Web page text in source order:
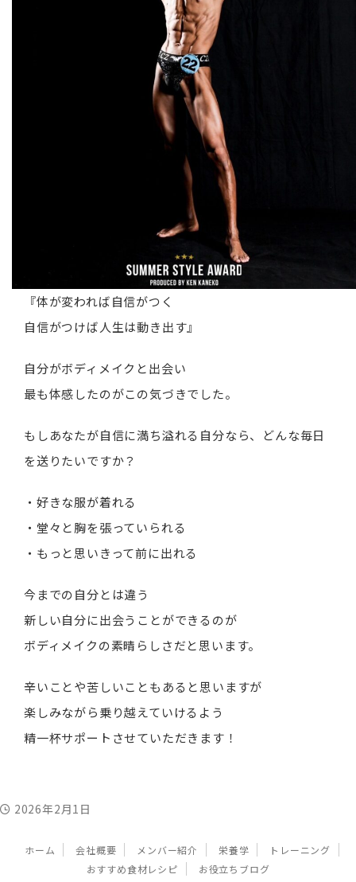
『体が変われば自信がつく
自信がつけば人生は動き出す』
自分がボディメイクと出会い
最も体感したのがこの気づきでした。
もしあなたが自信に満ち溢れる自分なら、どんな毎日
を送りたいですか？
・好きな服が着れる
・堂々と胸を張っていられる
・もっと思いきって前に出れる
今までの自分とは違う
新しい自分に出会うことができるのが
ボディメイクの素晴らしさだと思います。
辛いことや苦しいこともあると思いますが
楽しみながら乗り越えていけるよう
精一杯サポートさせていただきます！
2026年2月1日
ホーム 会社概要 メンバー紹介 栄養学
トレーニング
おすすめ食材レシピ
お役立ちブログ